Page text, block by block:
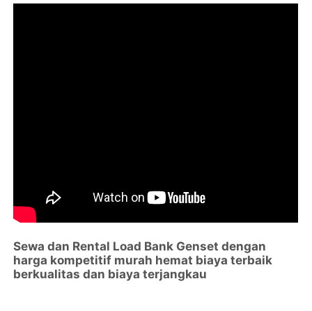
Sewa dan Rental Load Bank Genset dengan
harga kompetitif murah hemat biaya terbaik
berkualitas dan biaya terjangkau